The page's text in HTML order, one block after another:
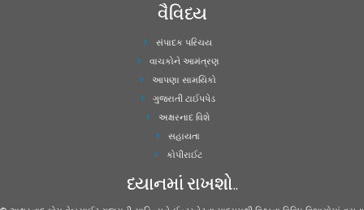
વૈવિધ્ય
સંપાદક પરિચય
વાચકોને આમંત્રણ
આપણા સામયિકો
ગુજરાતી ટાઈપપેડ
અક્ષરનાદ વિશે
સહાયતા
કોપીરાઈટ
ધ્યાનમાં રાખશો..